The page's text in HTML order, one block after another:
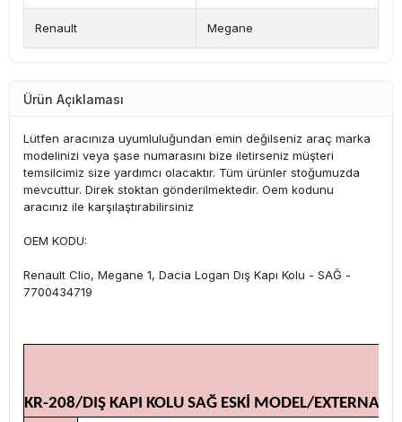
Renault Megane
Ürün Açıklaması
Lütfen aracınıza uyumluluğundan emin değilseniz araç marka
modelinizi veya şase numarasını bize iletirseniz müşteri
temsilcimiz size yardımcı olacaktır. Tüm ürünler stoğumuzda
mevcuttur. Direk stoktan gönderilmektedir. Oem kodunu
aracınız ile karşılaştırabilirsiniz
OEM KODU:
Renault Clio, Megane 1, Dacia Logan Dış Kapı Kolu - SAĞ -
7700434719
KR-208/DIŞ KAPI KOLU SAĞ ESKİ MODEL/EXTERNAL